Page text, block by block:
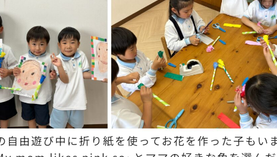
自由遊び中に折り紙を使ってお花を作った子もい